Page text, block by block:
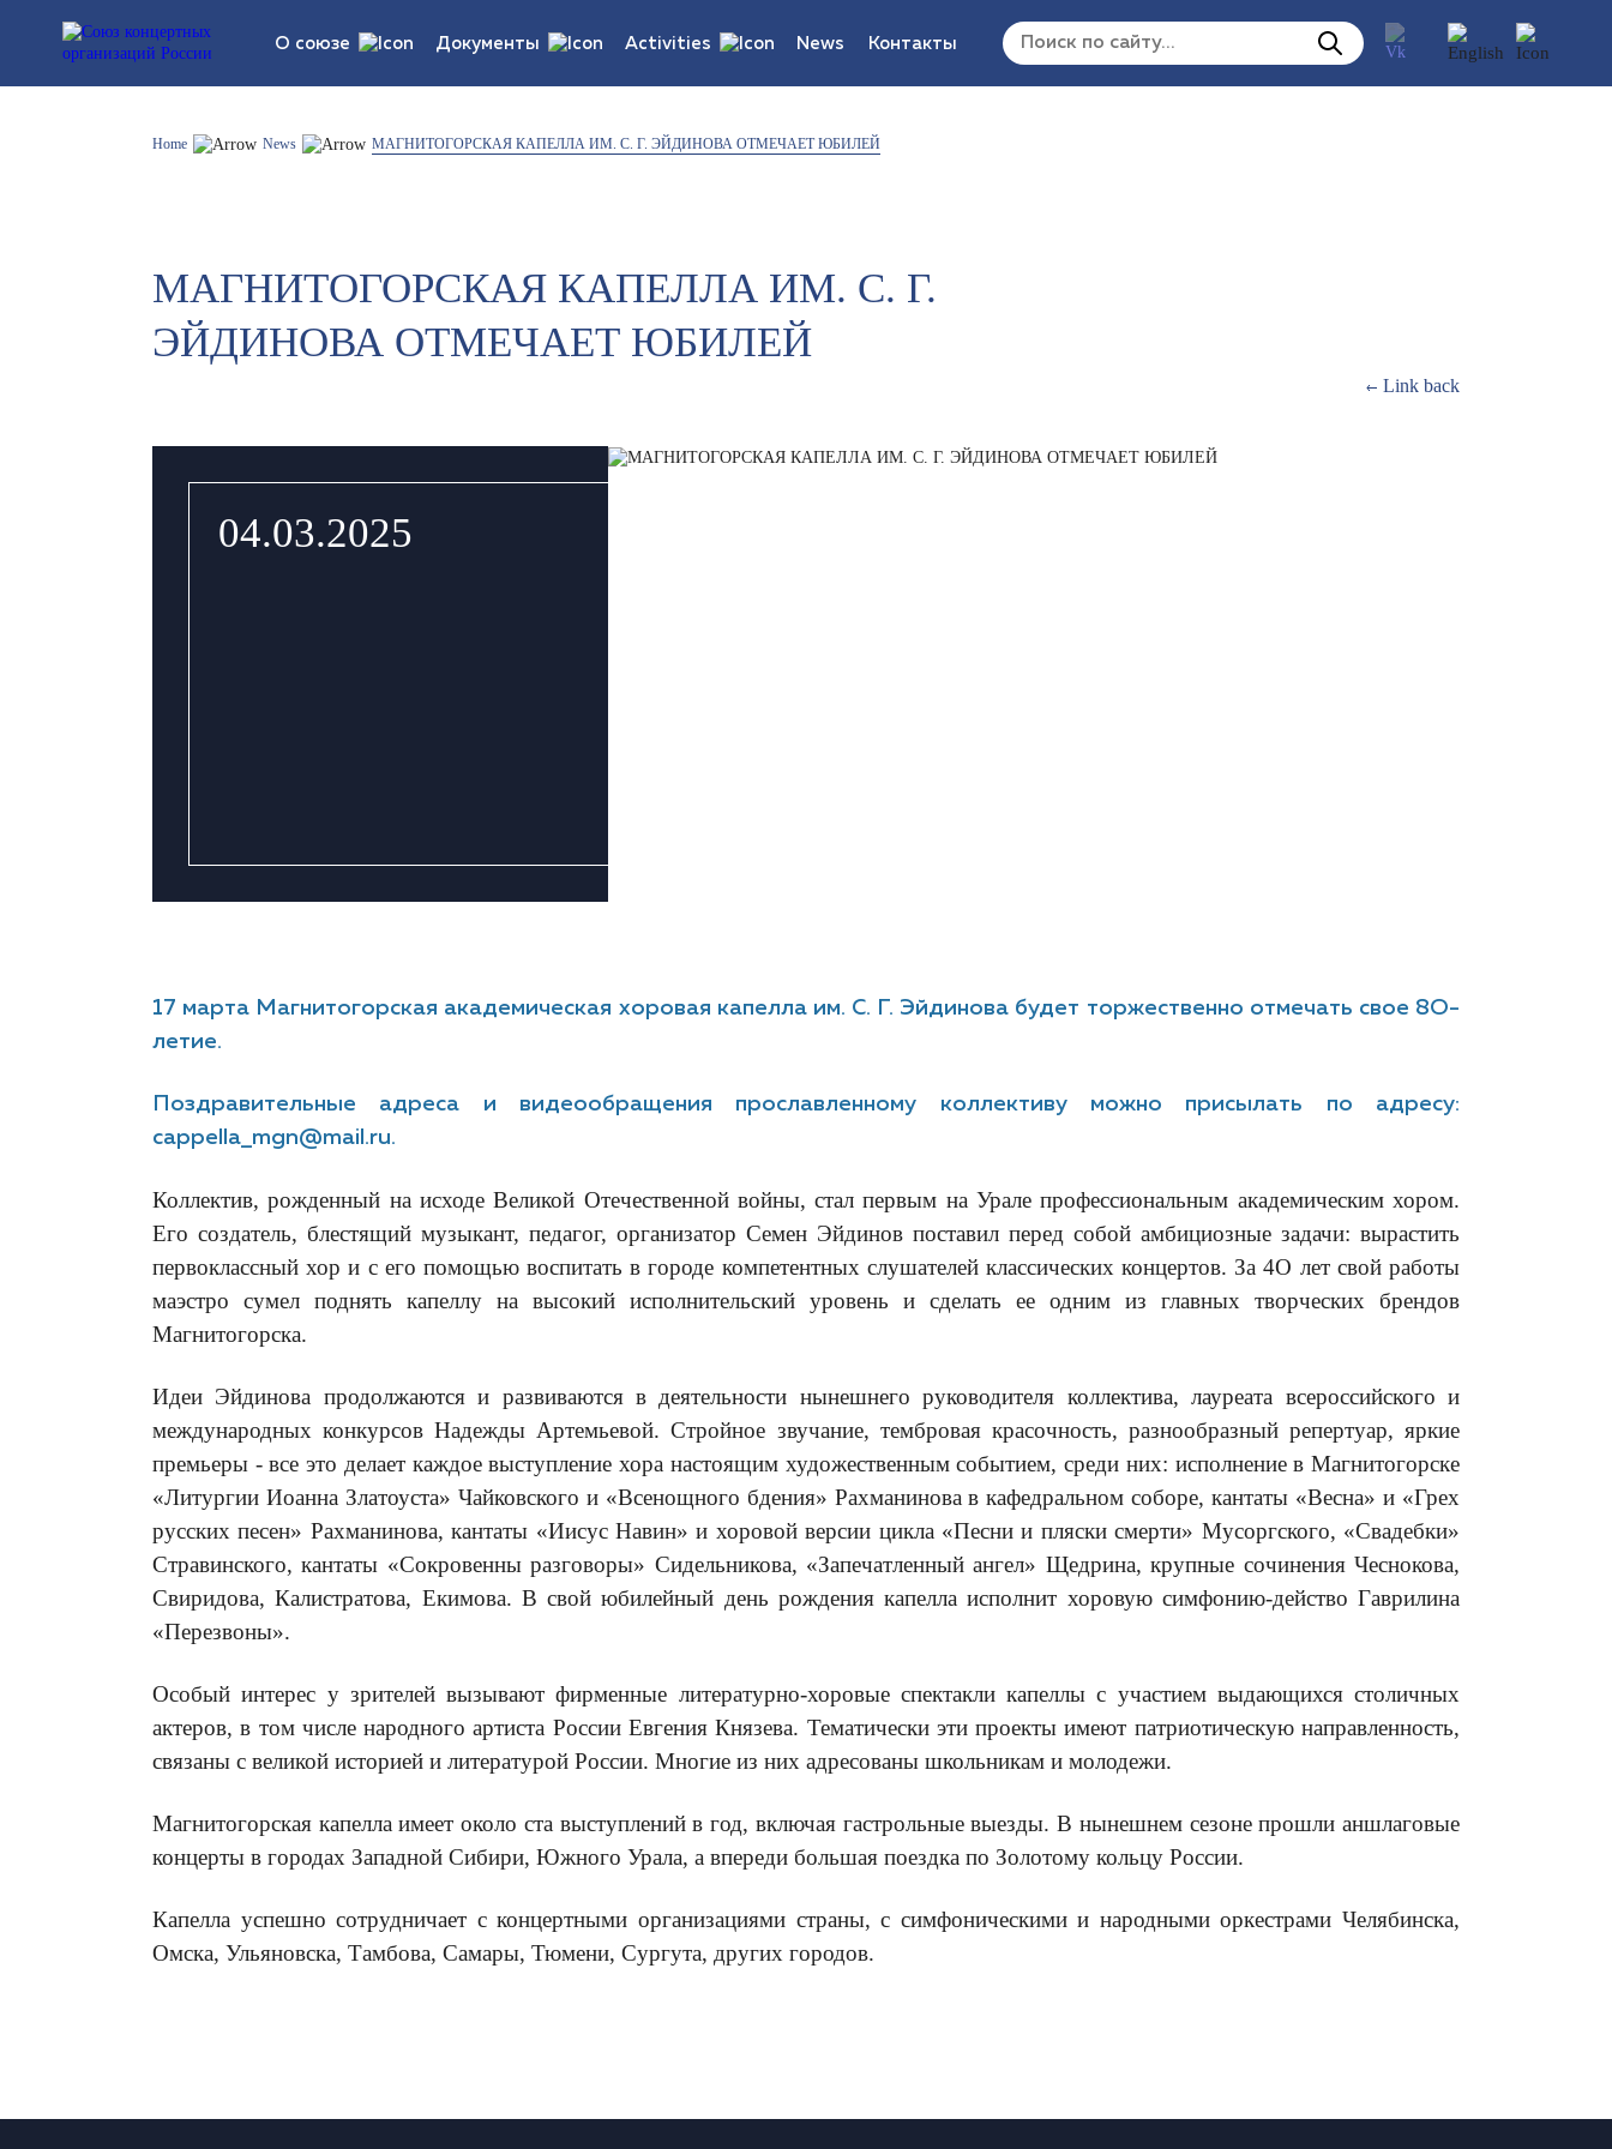
О союзе
Устав союза
List of participants
Документы
Legal documents/updates
Activities
Vacancies
News Контакты
Home News МАГНИТОГОРСКАЯ КАПЕЛЛА ИМ. С. Г. ЭЙДИНОВА ОТМЕЧАЕТ ЮБИЛЕЙ
МАГНИТОГОРСКАЯ КАПЕЛЛА ИМ. С. Г.
ЭЙДИНОВА ОТМЕЧАЕТ ЮБИЛЕЙ
Link back
04.03.2025
17 марта Магнитогорская академическая хоровая капелла им. С. Г. Эйдинова будет торжественно отмечать свое 8О-
летие.
Поздравительные адреса и видеообращения прославленному коллективу можно присылать по адресу:
cappella_mgn@mail.ru.
Коллектив, рожденный на исходе Великой Отечественной войны, стал первым на Урале профессиональным академическим хором.
Его создатель, блестящий музыкант, педагог, организатор Семен Эйдинов поставил перед собой амбициозные задачи: вырастить
первоклассный хор и с его помощью воспитать в городе компетентных слушателей классических концертов. За 4О лет свой работы
маэстро сумел поднять капеллу на высокий исполнительский уровень и сделать ее одним из главных творческих брендов
Магнитогорска.
Идеи Эйдинова продолжаются и развиваются в деятельности нынешнего руководителя коллектива, лауреата всероссийского и
международных конкурсов Надежды Артемьевой. Стройное звучание, тембровая красочность, разнообразный репертуар, яркие
премьеры - все это делает каждое выступление хора настоящим художественным событием, среди них: исполнение в Магнитогорске
«Литургии Иоанна Златоуста» Чайковского и «Всенощного бдения» Рахманинова в кафедральном соборе, кантаты «Весна» и «Грех
русских песен» Рахманинова, кантаты «Иисус Навин» и хоровой версии цикла «Песни и пляски смерти» Мусоргского, «Свадебки»
Стравинского, кантаты «Сокровенны разговоры» Сидельникова, «Запечатленный ангел» Щедрина, крупные сочинения Чеснокова,
Свиридова, Калистратова, Екимова. В свой юбилейный день рождения капелла исполнит хоровую симфонию-действо Гаврилина
«Перезвоны».
Особый интерес у зрителей вызывают фирменные литературно-хоровые спектакли капеллы с участием выдающихся столичных
актеров, в том числе народного артиста России Евгения Князева. Тематически эти проекты имеют патриотическую направленность,
связаны с великой историей и литературой России. Многие из них адресованы школьникам и молодежи.
Магнитогорская капелла имеет около ста выступлений в год, включая гастрольные выезды. В нынешнем сезоне прошли аншлаговые
концерты в городах Западной Сибири, Южного Урала, а впереди большая поездка по Золотому кольцу России.
Капелла успешно сотрудничает с концертными организациями страны, с симфоническими и народными оркестрами Челябинска,
Омска, Ульяновска, Тамбова, Самары, Тюмени, Сургута, других городов.